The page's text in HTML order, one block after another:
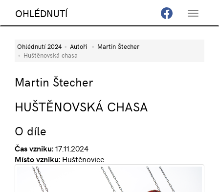
Toggle
OHLÉDNUTÍ
Ohlédnutí 2024 Autoři
Martin Štecher
Huštěnovská chasa
Martin Štecher
HUŠTĚNOVSKÁ CHASA
O díle
Čas vzniku:17.11.2024
Místo vzniku: Huštěnovice